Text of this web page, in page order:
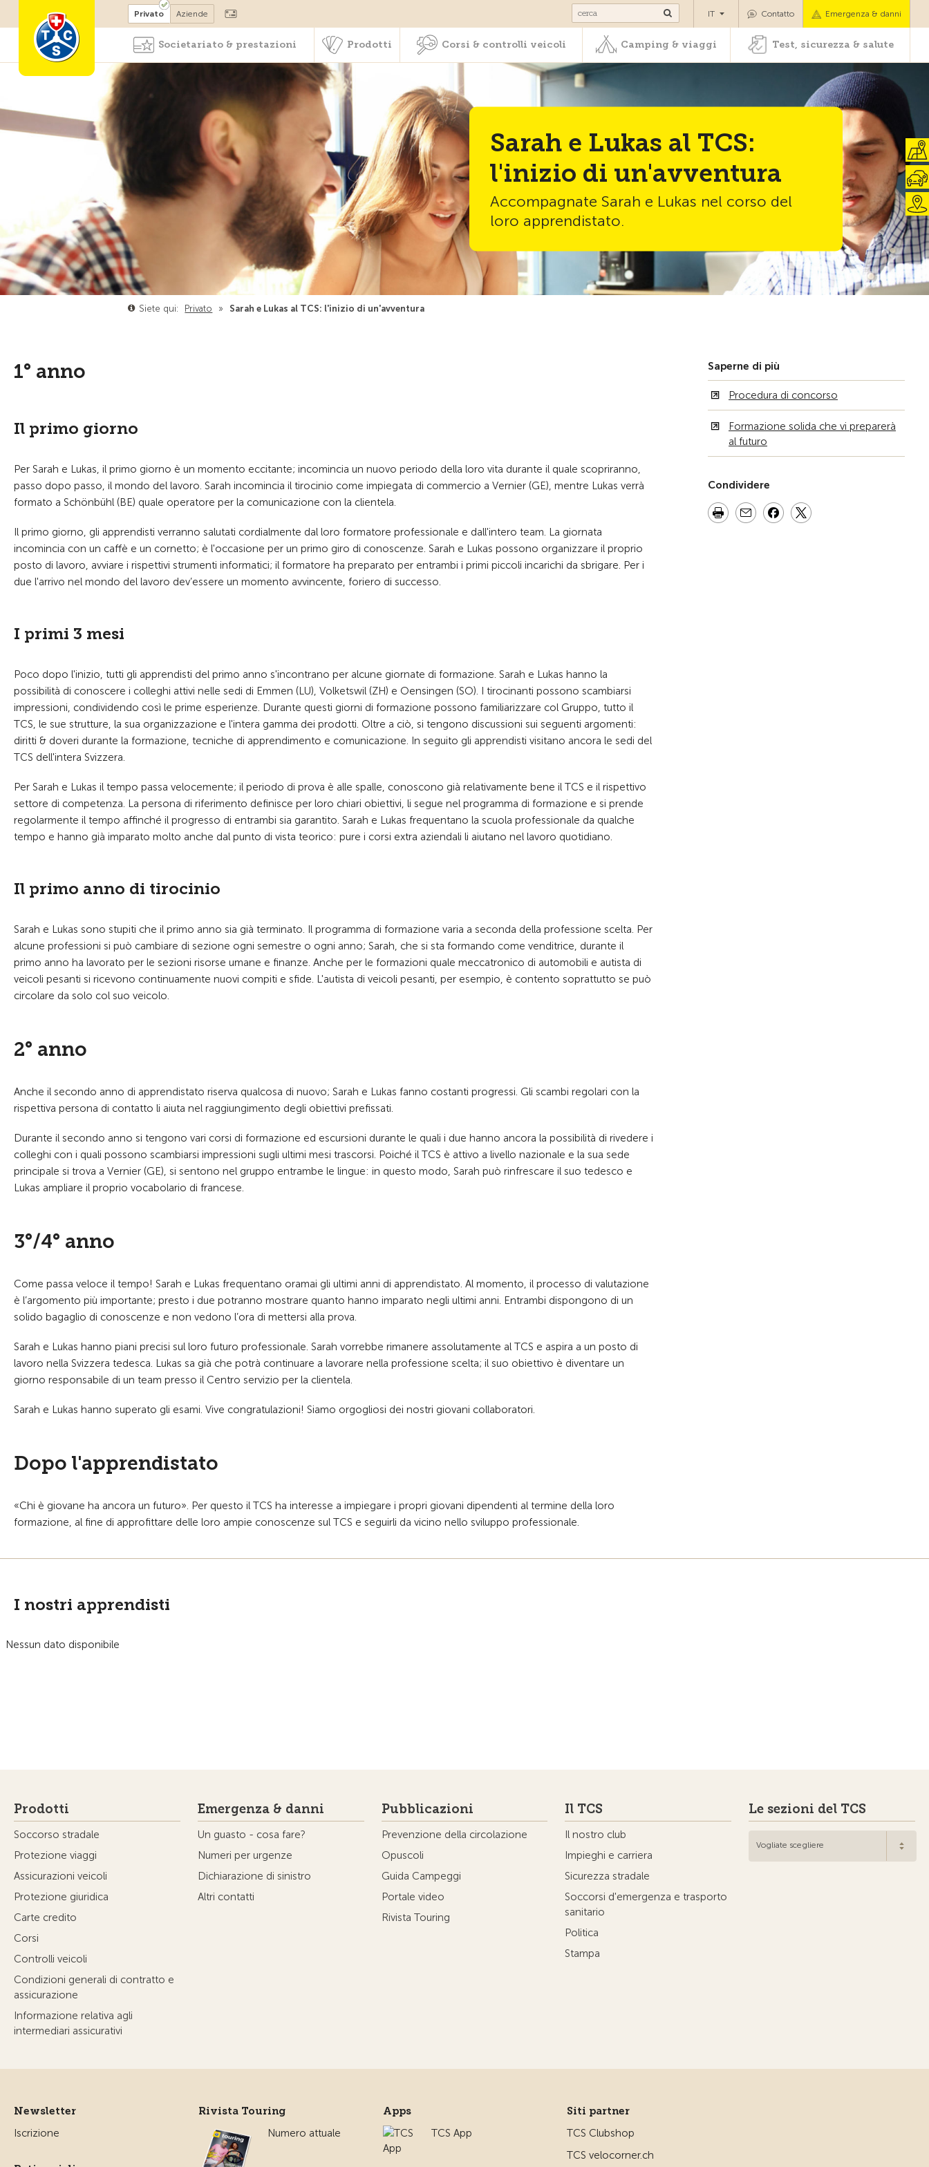
Diventare socio Corsi & controlli veicoli Camping & viaggi Test, sicurezza & salute
Privato Aziende Contatto Emergenza & danni
IT
Societariato & prestazioni Prodotti Corsi & controlli veicoli Camping & viaggi Test, sicurezza & salute
Sarah e Lukas al TCS:
l'inizio di un'avventura
Accompagnate Sarah e Lukas nel corso del
loro apprendistato.
Siete qui: Privato » Sarah e Lukas al TCS: l'inizio di un'avventura
1° anno
Il primo giorno
Per Sarah e Lukas, il primo giorno è un momento eccitante; incomincia un nuovo periodo della loro vita durante il quale scopriranno,
passo dopo passo, il mondo del lavoro. Sarah incomincia il tirocinio come impiegata di commercio a Vernier (GE), mentre Lukas verrà
formato a Schönbühl (BE) quale operatore per la comunicazione con la clientela.
Il primo giorno, gli apprendisti verranno salutati cordialmente dal loro formatore professionale e dall'intero team. La giornata
incomincia con un caffè e un cornetto; è l'occasione per un primo giro di conoscenze. Sarah e Lukas possono organizzare il proprio
posto di lavoro, avviare i rispettivi strumenti informatici; il formatore ha preparato per entrambi i primi piccoli incarichi da sbrigare. Per i
due l'arrivo nel mondo del lavoro dev’essere un momento avvincente, foriero di successo.
I primi 3 mesi
Poco dopo l'inizio, tutti gli apprendisti del primo anno s'incontrano per alcune giornate di formazione. Sarah e Lukas hanno la
possibilità di conoscere i colleghi attivi nelle sedi di Emmen (LU), Volketswil (ZH) e Oensingen (SO). I tirocinanti possono scambiarsi
impressioni, condividendo così le prime esperienze. Durante questi giorni di formazione possono familiarizzare col Gruppo, tutto il
TCS, le sue strutture, la sua organizzazione e l'intera gamma dei prodotti. Oltre a ciò, si tengono discussioni sui seguenti argomenti:
diritti & doveri durante la formazione, tecniche di apprendimento e comunicazione. In seguito gli apprendisti visitano ancora le sedi del
TCS dell'intera Svizzera.
Per Sarah e Lukas il tempo passa velocemente; il periodo di prova è alle spalle, conoscono già relativamente bene il TCS e il rispettivo
settore di competenza. La persona di riferimento definisce per loro chiari obiettivi, li segue nel programma di formazione e si prende
regolarmente il tempo affinché il progresso di entrambi sia garantito. Sarah e Lukas frequentano la scuola professionale da qualche
tempo e hanno già imparato molto anche dal punto di vista teorico: pure i corsi extra aziendali li aiutano nel lavoro quotidiano.
Il primo anno di tirocinio
Sarah e Lukas sono stupiti che il primo anno sia già terminato. Il programma di formazione varia a seconda della professione scelta. Per
alcune professioni si può cambiare di sezione ogni semestre o ogni anno; Sarah, che si sta formando come venditrice, durante il
primo anno ha lavorato per le sezioni risorse umane e finanze. Anche per le formazioni quale meccatronico di automobili e autista di
veicoli pesanti si ricevono continuamente nuovi compiti e sfide. L'autista di veicoli pesanti, per esempio, è contento soprattutto se può
circolare da solo col suo veicolo.
2° anno
Anche il secondo anno di apprendistato riserva qualcosa di nuovo; Sarah e Lukas fanno costanti progressi. Gli scambi regolari con la
rispettiva persona di contatto li aiuta nel raggiungimento degli obiettivi prefissati.
Durante il secondo anno si tengono vari corsi di formazione ed escursioni durante le quali i due hanno ancora la possibilità di rivedere i
colleghi con i quali possono scambiarsi impressioni sugli ultimi mesi trascorsi. Poiché il TCS è attivo a livello nazionale e la sua sede
principale si trova a Vernier (GE), si sentono nel gruppo entrambe le lingue: in questo modo, Sarah può rinfrescare il suo tedesco e
Lukas ampliare il proprio vocabolario di francese.
3°/4° anno
Come passa veloce il tempo! Sarah e Lukas frequentano oramai gli ultimi anni di apprendistato. Al momento, il processo di valutazione
è l’argomento più importante; presto i due potranno mostrare quanto hanno imparato negli ultimi anni. Entrambi dispongono di un
solido bagaglio di conoscenze e non vedono l’ora di mettersi alla prova.
Sarah e Lukas hanno piani precisi sul loro futuro professionale. Sarah vorrebbe rimanere assolutamente al TCS e aspira a un posto di
lavoro nella Svizzera tedesca. Lukas sa già che potrà continuare a lavorare nella professione scelta; il suo obiettivo è diventare un
giorno responsabile di un team presso il Centro servizio per la clientela.
Sarah e Lukas hanno superato gli esami. Vive congratulazioni! Siamo orgogliosi dei nostri giovani collaboratori.
Dopo l'apprendistato
«Chi è giovane ha ancora un futuro». Per questo il TCS ha interesse a impiegare i propri giovani dipendenti al termine della loro
formazione, al fine di approfittare delle loro ampie conoscenze sul TCS e seguirli da vicino nello sviluppo professionale.
Saperne di più
Procedura di concorso
Formazione solida che vi preparerà
al futuro
Condividere
I nostri apprendisti
Nessun dato disponibile
Prodotti
Soccorso stradale
Protezione viaggi
Assicurazioni veicoli
Protezione giuridica
Carte credito
Corsi
Controlli veicoli
Condizioni generali di contratto e
assicurazione
Informazione relativa agli
intermediari assicurativi
Emergenza & danni
Un guasto - cosa fare?
Numeri per urgenze
Dichiarazione di sinistro
Altri contatti
Pubblicazioni
Prevenzione della circolazione
Opuscoli
Guida Campeggi
Portale video
Rivista Touring
Il TCS
Il nostro club
Impieghi e carriera
Sicurezza stradale
Soccorsi d'emergenza e trasporto
sanitario
Politica
Stampa
Le sezioni del TCS
Vogliate scegliere
Newsletter
Iscrizione
Rivista Touring
Numero attuale
Apps
TCS App
Siti partner
TCS Clubshop
TCS velocorner.ch